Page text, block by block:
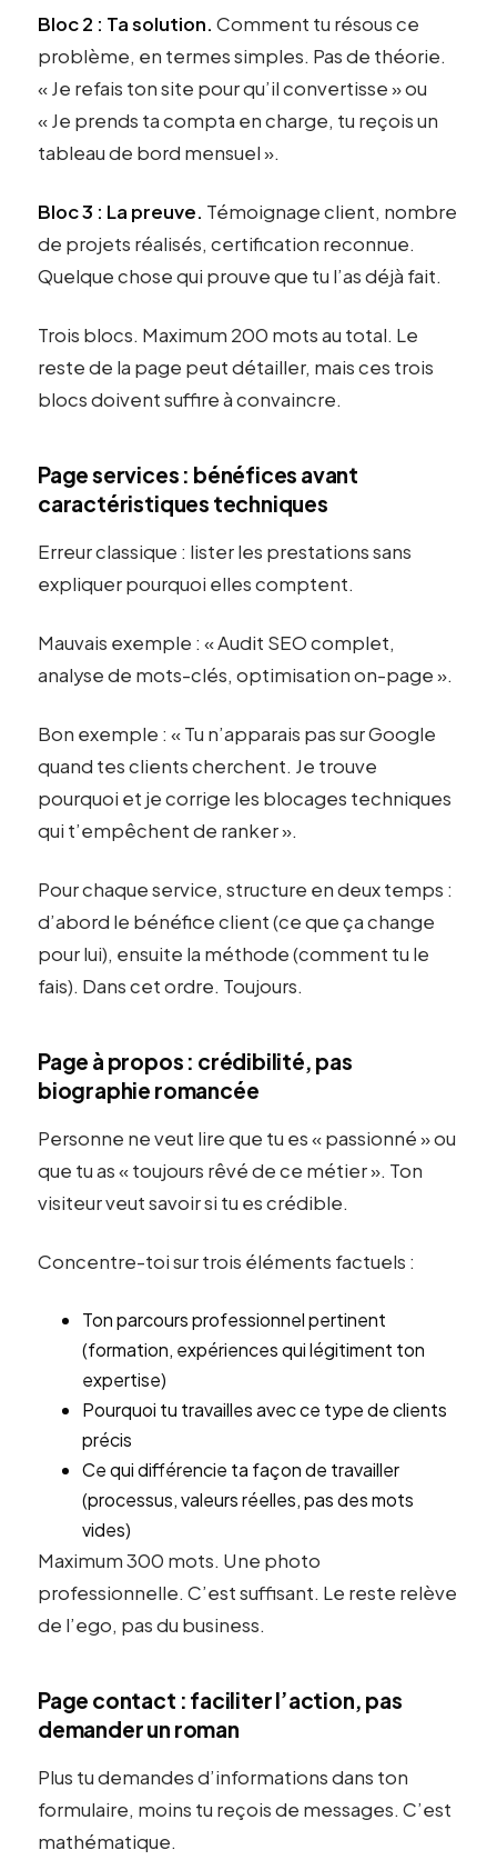
Bloc 2 : Ta solution. Comment tu résous ce
problème, en termes simples. Pas de théorie.
« Je refais ton site pour qu’il convertisse » ou
« Je prends ta compta en charge, tu reçois un
tableau de bord mensuel ».
Bloc 3 : La preuve. Témoignage client, nombre
de projets réalisés, certification reconnue.
Quelque chose qui prouve que tu l’as déjà fait.
Trois blocs. Maximum 200 mots au total. Le
reste de la page peut détailler, mais ces trois
blocs doivent suffire à convaincre.
Page services : bénéfices avant
caractéristiques techniques
Erreur classique : lister les prestations sans
expliquer pourquoi elles comptent.
Mauvais exemple : « Audit SEO complet,
analyse de mots-clés, optimisation on-page ».
Bon exemple : « Tu n’apparais pas sur Google
quand tes clients cherchent. Je trouve
pourquoi et je corrige les blocages techniques
qui t’empêchent de ranker ».
Pour chaque service, structure en deux temps :
d’abord le bénéfice client (ce que ça change
pour lui), ensuite la méthode (comment tu le
fais). Dans cet ordre. Toujours.
Page à propos : crédibilité, pas
biographie romancée
Personne ne veut lire que tu es « passionné » ou
que tu as « toujours rêvé de ce métier ». Ton
visiteur veut savoir si tu es crédible.
Concentre-toi sur trois éléments factuels :
Ton parcours professionnel pertinent
(formation, expériences qui légitiment ton
expertise)
Pourquoi tu travailles avec ce type de clients
précis
Ce qui différencie ta façon de travailler
(processus, valeurs réelles, pas des mots
vides)
Maximum 300 mots. Une photo
professionnelle. C’est suffisant. Le reste relève
de l’ego, pas du business.
Page contact : faciliter l’action, pas
demander un roman
Plus tu demandes d’informations dans ton
formulaire, moins tu reçois de messages. C’est
mathématique.